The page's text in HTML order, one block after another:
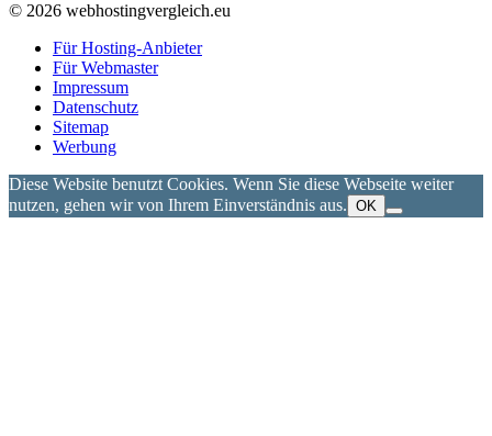
© 2026 webhostingvergleich.eu
Für Hosting-Anbieter
Für Webmaster
Impressum
Datenschutz
Sitemap
Werbung
Diese Website benutzt Cookies. Wenn Sie diese Webseite weiter
nutzen, gehen wir von Ihrem Einverständnis aus. OK